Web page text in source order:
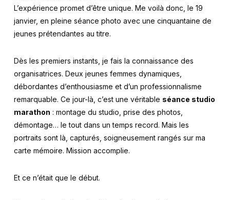
L’expérience promet d’être unique. Me voilà donc, le 19
janvier, en pleine séance photo avec une cinquantaine de
jeunes prétendantes au titre.
Dès les premiers instants, je fais la connaissance des
organisatrices. Deux jeunes femmes dynamiques,
débordantes d’enthousiasme et d’un professionnalisme
remarquable. Ce jour-là, c’est une véritable séance studio
marathon : montage du studio, prise des photos,
démontage… le tout dans un temps record. Mais les
portraits sont là, capturés, soigneusement rangés sur ma
carte mémoire. Mission accomplie.
Et ce n’était que le début.